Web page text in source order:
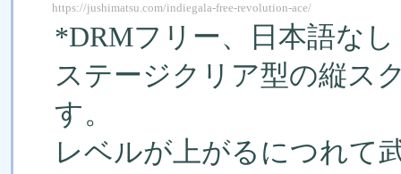
https://jushimatsu.com/indiegala-free-revolution-ace/
*DRMフリー、日本語なし
ステージクリア型の縦ス
す。
レベルが上がるにつれて